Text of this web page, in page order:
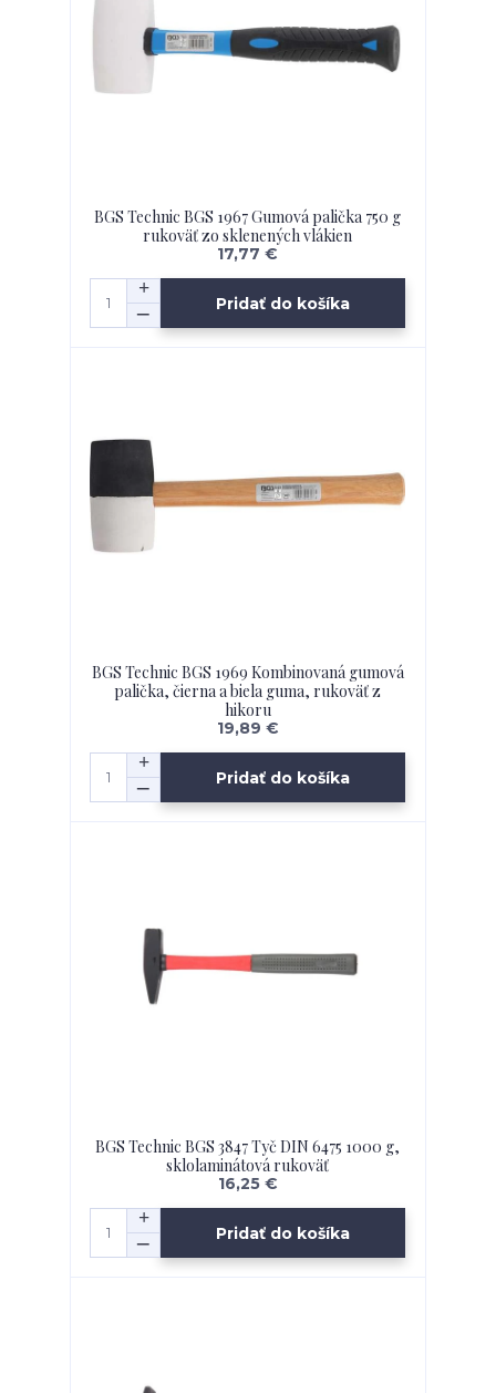
BGS Technic BGS 1967 Gumová palička 750 g
rukoväť zo sklenených vlákien
17,77 €
Pridať do košíka
BGS Technic BGS 1969 Kombinovaná gumová
palička, čierna a biela guma, rukoväť z
hikoru
19,89 €
Pridať do košíka
BGS Technic BGS 3847 Tyč DIN 6475 1000 g,
sklolaminátová rukoväť
16,25 €
Pridať do košíka